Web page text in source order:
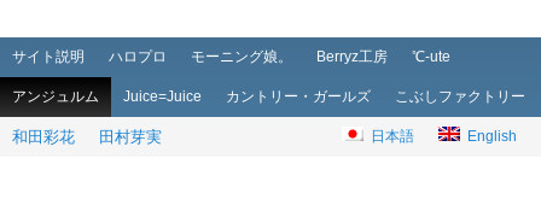
メインメニュー
メインコンテンツへ移動
サブコンテンツへ移動
サイト説明 ハロプロ モーニング娘。 Berryz工房 ℃-ute
アンジュルム Juice=Juice カントリー・ガールズ こぶしファクトリー
和田彩花 田村芽実 日本語 English